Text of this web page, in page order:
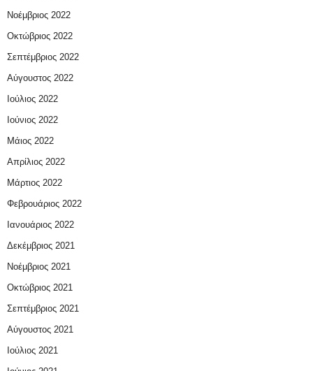
Νοέμβριος 2022
Οκτώβριος 2022
Σεπτέμβριος 2022
Αύγουστος 2022
Ιούλιος 2022
Ιούνιος 2022
Μάιος 2022
Απρίλιος 2022
Μάρτιος 2022
Φεβρουάριος 2022
Ιανουάριος 2022
Δεκέμβριος 2021
Νοέμβριος 2021
Οκτώβριος 2021
Σεπτέμβριος 2021
Αύγουστος 2021
Ιούλιος 2021